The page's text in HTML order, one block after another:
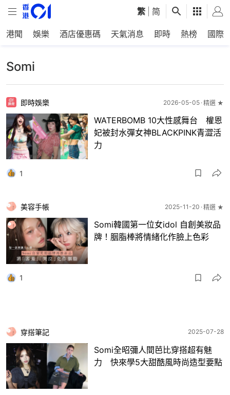
繁 简
港聞 娛樂 酒店優惠碼 天氣消息 即時 熱榜 國際
Somi
即時娛樂 2026-05-05 精選 ★
WATERBOMB 10大性感舞台 權恩
妃被封水彈女神BLACKPINK青澀活
力
1
美容手帳 2025-11-20 精選 ★
Somi韓國第一位女idol 自創美妝品
牌！胭脂棒將情緒化作臉上色彩
1
穿搭筆記 2025-07-28
Somi全昭彌人間芭比穿搭超有魅
力 快來學5大甜酷風時尚造型要點